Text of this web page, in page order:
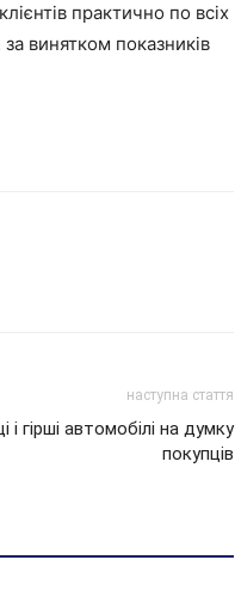
практично по всіх
винятком показників
наступна стаття
і гірші автомобілі на думку
покупців